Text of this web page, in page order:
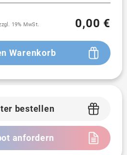
19% MwSt. 0,00 €
Warenkorb
bestellen
anfordern